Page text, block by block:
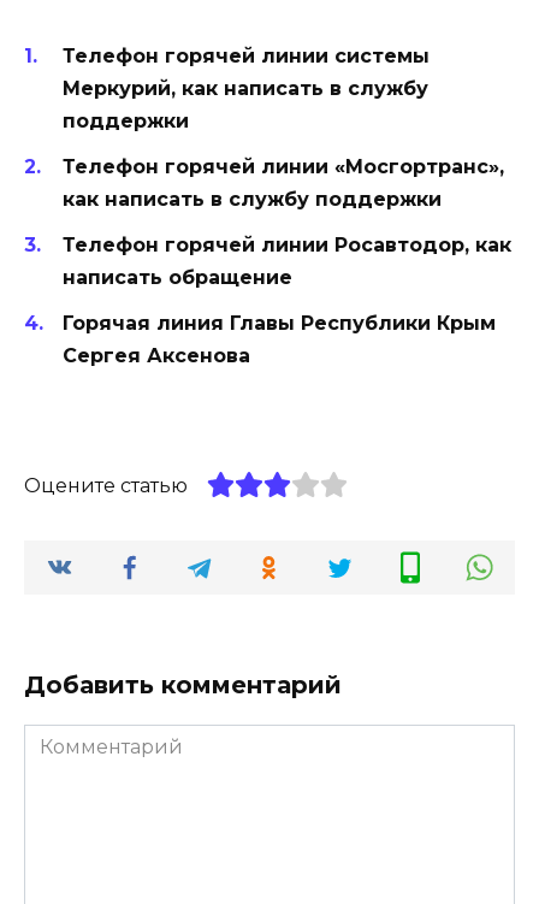
Телефон горячей линии системы
Меркурий, как написать в службу
поддержки
Телефон горячей линии «Мосгортранс»,
как написать в службу поддержки
Телефон горячей линии Росавтодор, как
написать обращение
Горячая линия Главы Республики Крым
Сергея Аксенова
Оцените статью
Добавить комментарий
Комментарий